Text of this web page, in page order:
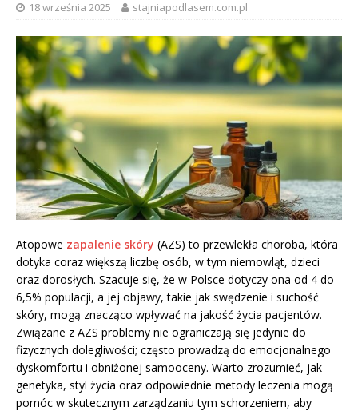
18 września 2025 stajniapodlasem.com.pl
Atopowe zapalenie skóry (AZS) to przewlekła choroba, która
dotyka coraz większą liczbę osób, w tym niemowląt, dzieci
oraz dorosłych. Szacuje się, że w Polsce dotyczy ona od 4 do
6,5% populacji, a jej objawy, takie jak swędzenie i suchość
skóry, mogą znacząco wpływać na jakość życia pacjentów.
Związane z AZS problemy nie ograniczają się jedynie do
fizycznych dolegliwości; często prowadzą do emocjonalnego
dyskomfortu i obniżonej samooceny. Warto zrozumieć, jak
genetyka, styl życia oraz odpowiednie metody leczenia mogą
pomóc w skutecznym zarządzaniu tym schorzeniem, aby